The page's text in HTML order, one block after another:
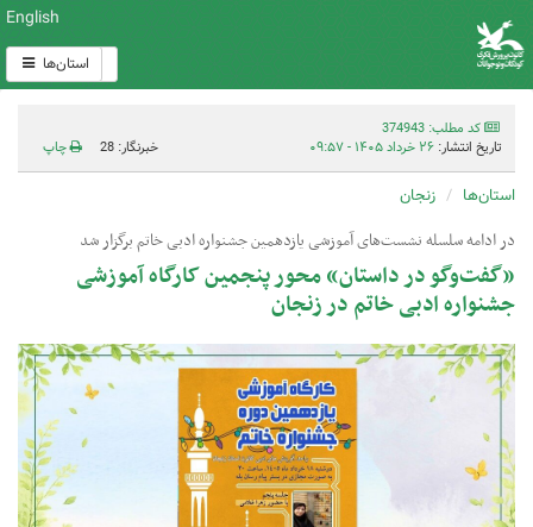
English
استان‌ها
کد مطلب: 374943
تاریخ انتشار: ۲۶ خرداد ۱۴۰۵ - ۰۹:۵۷ خبرنگار: 28 چاپ
استان‌ها زنجان
در ادامه سلسله نشست‌های آموزشی یازدهمین جشنواره ادبی خاتم برگزار شد
«گفت‌وگو در داستان» محور پنجمین کارگاه آموزشی
جشنواره ادبی خاتم در زنجان